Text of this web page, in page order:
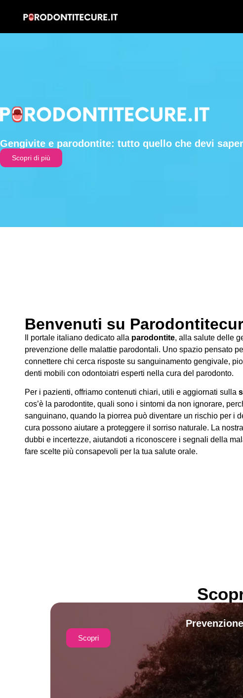
Gengivite e parodontite: tutto quello che devi
Scopri di più
Benvenuti su
Il portale italiano dedicato alla parodontite, alla salute delle
prevenzione delle malattie parodontali. Uno spazio pensato
connettere chi cerca risposte su sanguinamento gengivale,
denti mobili con odontoiatri esperti nella cura del parodonto.
Per i pazienti, offriamo contenuti chiari, utili e aggiornati sulla
cos’è la parodontite, quali sono i sintomi da non ignorare,
sanguinano, quando la piorrea può diventare un rischio per i
cura possono aiutare a proteggere il sorriso naturale. La
dubbi e incertezze, aiutandoti a riconoscere i segnali della
fare scelte più consapevoli per la tua salute orale.
Scopri